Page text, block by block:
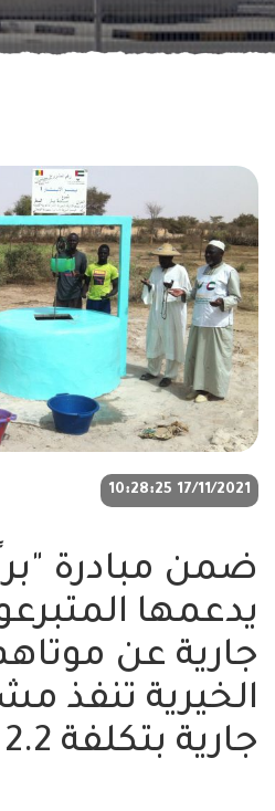
17/11/2021 10:28:25
ضمن مبادرة
يدعمها
جارية عن
الخيرية تنفذ
جارية بتكلفة 2.2 ملايين درهم